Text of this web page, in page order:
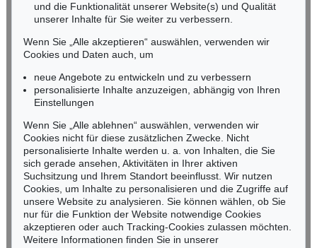
Auktion 478 - Lot 713
Anima Mundi 41-5 , 2015
Ergebnis:€ 143.750
Nico Kassel, M.A.
Tel.: +49 (0)89 55244-164
Mobil: +49 (0)171 8618661
n.kassel@kettererkunst.de
Keine Auktion mehr verpassen!
Wir informieren Sie rechtzeitig.
Jetzt zum Newsletter anmelden >
und die Funktionalität unserer Website(s) und Qualität
unserer Inhalte für Sie weiter zu verbessern.
Wenn Sie „Alle akzeptieren“ auswählen, verwenden wir
Cookies und Daten auch, um
neue Angebote zu entwickeln und zu verbessern
personalisierte Inhalte anzuzeigen, abhängig von Ihren
Einstellungen
Wenn Sie „Alle ablehnen“ auswählen, verwenden wir
Cookies nicht für diese zusätzlichen Zwecke. Nicht
personalisierte Inhalte werden u. a. von Inhalten, die Sie
sich gerade ansehen, Aktivitäten in Ihrer aktiven
Suchsitzung und Ihrem Standort beeinflusst. Wir nutzen
Cookies, um Inhalte zu personalisieren und die Zugriffe auf
unsere Website zu analysieren. Sie können wählen, ob Sie
nur für die Funktion der Website notwendige Cookies
akzeptieren oder auch Tracking-Cookies zulassen möchten.
Weitere Informationen finden Sie in unserer